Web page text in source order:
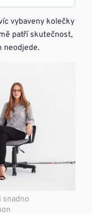
vybaveny kolečky
patří skutečnost,
neodjede.